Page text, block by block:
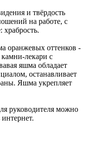
и твёрдость
на работе, с
храбрость.
оранжевых оттенков -
лекари с
яшма обладает
останавливает
Яшма укрепляет
руководителя можно